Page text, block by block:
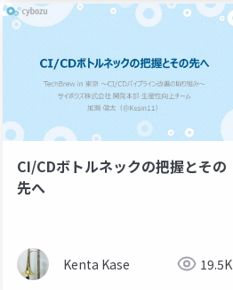
CI/CDボトルネックの把握とその
先へ
Kenta Kase 19.5K